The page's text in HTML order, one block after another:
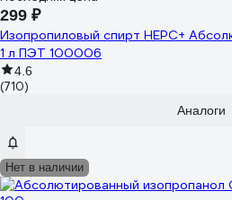
299 ₽
Изопропиловый спирт НЕРС+
1 л ПЭТ 100006
4.6
(710)
Аналоги
Нет в наличии